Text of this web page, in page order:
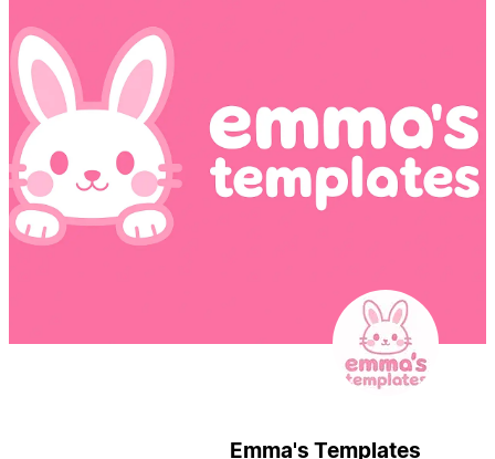
Emma's Templates